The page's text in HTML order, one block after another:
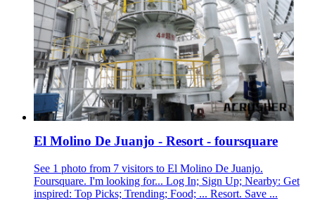
El Molino De Juanjo - Resort - foursquare
See 1 photo from 7 visitors to El Molino De Juanjo.
Foursquare. I'm looking for... Log In; Sign Up; Nearby: Get
inspired: Top Picks; Trending; Food; ... Resort. Save ...